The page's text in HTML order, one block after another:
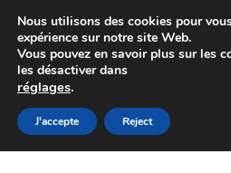
Colissimo livraison à
Du lundi au
Aller
à
Aller
au
Nous utilisons des cookies pour
expérience sur notre site Web.
Vous pouvez en savoir plus sur les
les désactiver dans
réglages.
J'accepte Reject